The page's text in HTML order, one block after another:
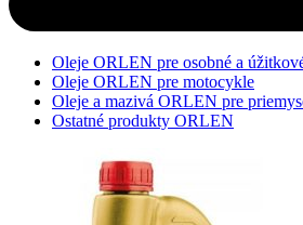
Oleje ORLEN pre osobné a
Oleje ORLEN pre motocykle
Oleje a mazivá ORLEN pre
Ostatné produkty ORLEN